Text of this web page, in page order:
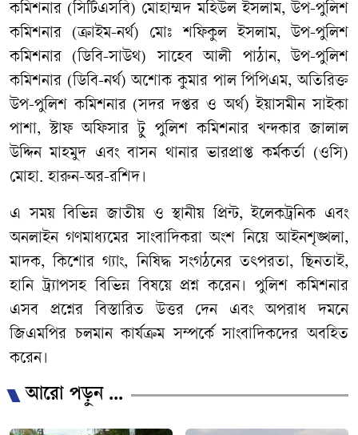
কমিশনার (সিটিএসবি) মোহাম্মদ মহিউল ইসলাম, উপ-পুলিশ
কমিশনার (ক্রাইম-নর্থ) মোঃ শফিকুল ইসলাম, উপ-পুলিশ
কমিশনার (ডিবি-সাউথ) সাহেব আলী পাঠান, উপ-পুলিশ
কমিশনার (ডিবি-নর্থ) অশোক কুমার পাল পিপিএম, অতিরিক্ত
উপ-পুলিশ কমিশনার (সদর দপ্তর ও অর্থ) ইয়াসমীন সাইকা
পাশা, স্টাফ অফিসার টু পুলিশ কমিশনার খন্দকার জালাল
উদ্দিন মাহমুদ এবং বাসন থানার ভারপ্রাপ্ত কর্মকর্তা (ওসি)
মোহা. হারুন-অর-রশিদ।
এ সময় বিভিন্ন জাতীয় ও স্থানীয় প্রিন্ট, ইলেকট্রনিক এবং
অনলাইন গণমাধ্যমের সাংবাদিকরা অংশ নিয়ে আইনশৃঙ্খলা,
মাদক, কিশোর গ্যাং, নিষিদ্ধ সংগঠনের তৎপরতা, ছিনতাই,
হানি ট্র্যাপসহ বিভিন্ন বিষয়ে প্রশ্ন করেন। পুলিশ কমিশনার
এসব প্রশ্নের বিস্তারিত উত্তর দেন এবং অপরাধ দমনে
জিএমপির চলমান কার্যক্রম সম্পর্কে সাংবাদিকদের অবহিত
করেন।
আরো পড়ুন ...